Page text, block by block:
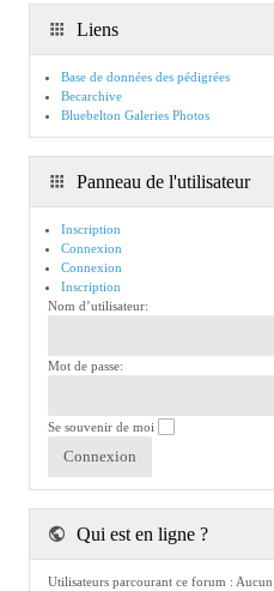
Liens
Base de données des pédigrées
Becarchive
Bluebelton Galeries Photos
Panneau de l'utilisateur
Inscription
Connexion
Connexion
Inscription
Nom d’utilisateur:
Mot de passe:
Se souvenir de moi
Qui est en ligne ?
Utilisateurs parcourant ce forum :